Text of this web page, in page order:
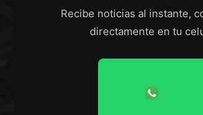
Recibe noticias al instante,
directamente en tu